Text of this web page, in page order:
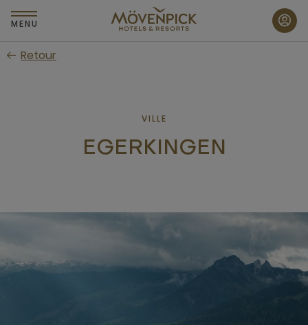
Passer
au
principal
MENU
Retour
VILLE
EGERKINGEN